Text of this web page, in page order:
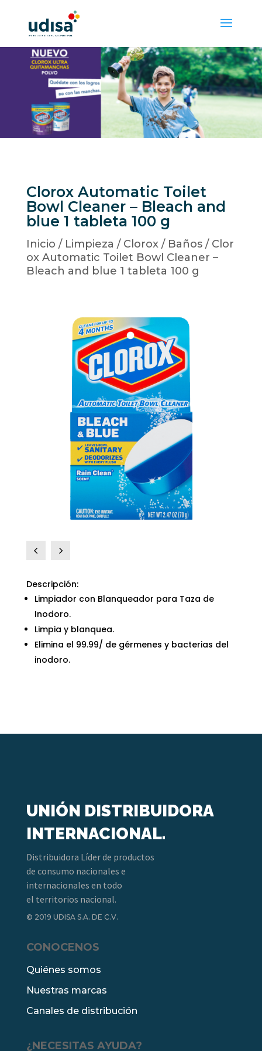
Clorox Automatic Toilet
Bowl Cleaner – Bleach and
blue 1 tableta 100 g
Inicio / Limpieza / Clorox/ Baños/ Clor
ox Automatic Toilet Bowl Cleaner –
Bleach and blue 1 tableta 100 g
4 5
Descripción:
Limpiador con Blanqueador para Taza de
Inodoro.
Limpia y blanquea.
Elimina el 99.99/ de gérmenes y bacterias del
inodoro.
UNIÓN DISTRIBUIDORA
INTERNACIONAL.
Distribuidora Líder de productos
de consumo nacionales e
internacionales en todo
el territorios nacional.
© 2019 UDISA S.A. DE C.V.
CONOCENOS
Quiénes somos
Nuestras marcas
Canales de distribución
¿NECESITAS AYUDA?